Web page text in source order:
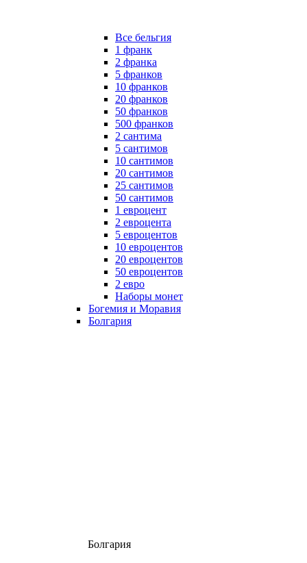
Все бельгия
1 франк
2 франка
5 франков
10 франков
20 франков
50 франков
500 франков
2 сантима
5 сантимов
10 сантимов
20 сантимов
25 сантимов
50 сантимов
1 евроцент
2 евроцента
5 евроцентов
10 евроцентов
20 евроцентов
50 евроцентов
2 евро
Наборы монет
Богемия и Моравия
Болгария
Болгария